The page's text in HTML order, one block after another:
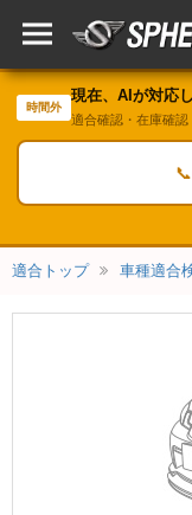
時間外
現在、AIが対応
適合確認・在庫確
📞
適合トップ 車種適合